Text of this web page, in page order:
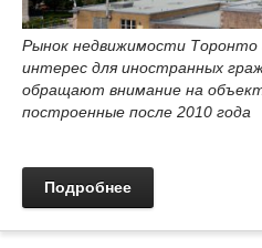
Рынок недвижимости Торонто
интерес для иностранных
обращают внимание на
построенные после 2010 года
Подробнее